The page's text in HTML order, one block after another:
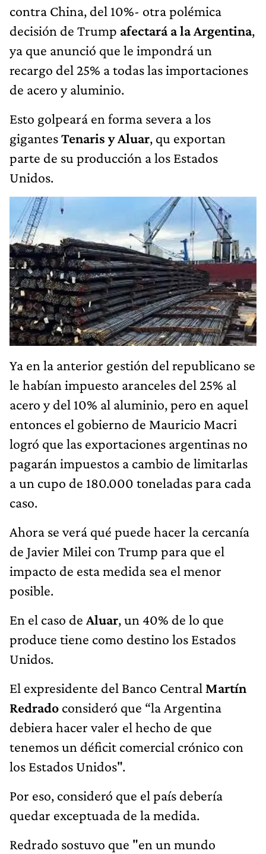
contra China, del 10%- otra polémica
decisión de Trump afectará a la Argentina,
ya que anunció que le impondrá un
recargo del 25% a todas las importaciones
de acero y aluminio.
Esto golpeará en forma severa a los
gigantesTenaris y Aluar, qu exportan
parte de su producción a los Estados
Unidos.
Ya en la anterior gestión del republicano se
le habían impuesto aranceles del 25% al
acero y del 10% al aluminio, pero en aquel
entonces el gobierno de Mauricio Macri
logró que las exportaciones argentinas no
pagarán impuestos a cambio de limitarlas
a un cupo de 180.000 toneladas para cada
caso.
Ahora se verá qué puede hacer la cercanía
de Javier Milei con Trump para que el
impacto de esta medida sea el menor
posible.
En el caso de Aluar, un 40% de lo que
produce tiene como destino los Estados
Unidos.
El expresidente del Banco Central Martín
Redrado consideró que “la Argentina
debiera hacer valer el hecho de que
tenemos un déficit comercial crónico con
los Estados Unidos".
Por eso, consideró que el país debería
quedar exceptuada de la medida.
Redrado sostuvo que "en un mundo